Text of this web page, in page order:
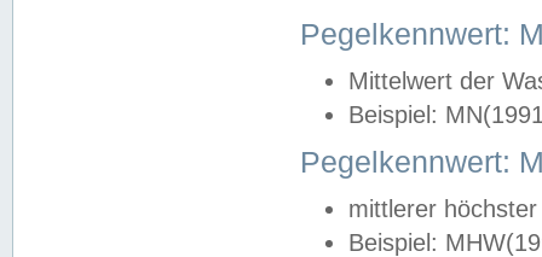
Pegelkennwert:
Mittelwert der
Beispiel:
Pegelkennwert:
mittlerer
Beispiel: